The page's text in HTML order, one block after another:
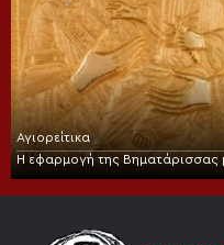
Αγιορείτικα
Η εφαρμογή της Βηματάρισσας